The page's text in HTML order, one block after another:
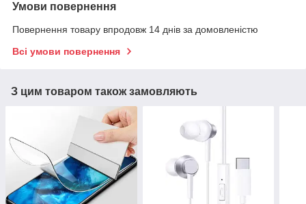
Умови повернення
Повернення товару впродовж 14 днів за домовленістю
Всі умови повернення
З цим товаром також замовляють